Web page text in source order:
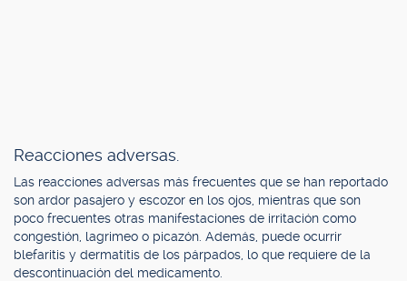
Reacciones adversas.
Las reacciones adversas más frecuentes que se han reportado
son ardor pasajero y escozor en los ojos, mientras que son
poco frecuentes otras manifestaciones de irritación como
congestión, lagrimeo o picazón. Además, puede ocurrir
blefaritis y dermatitis de los párpados, lo que requiere de la
descontinuación del medicamento.